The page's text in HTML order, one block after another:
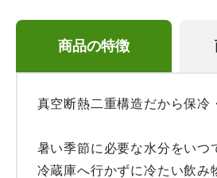
商品の特徴
真空断熱二重構造だから保冷
暑い季節に必要な水分をいつ
冷蔵庫へ行かずに冷たい飲み